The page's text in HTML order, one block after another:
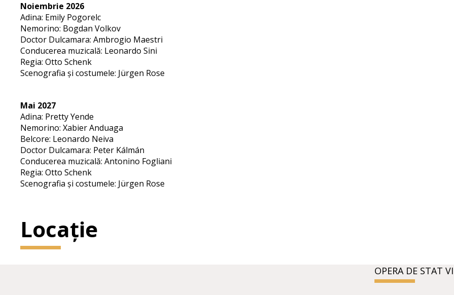
Noiembrie 2026
Adina: Emily Pogorelc
Nemorino: Bogdan Volkov
Doctor Dulcamara: Ambrogio Maestri
Conducerea muzicală: Leonardo Sini
Regia: Otto Schenk
Scenografia și costumele: Jürgen Rose
Mai 2027
Adina: Pretty Yende
Nemorino: Xabier Anduaga
Belcore: Leonardo Neiva
Doctor Dulcamara: Peter Kálmán
Conducerea muzicală: Antonino Fogliani
Regia: Otto Schenk
Scenografia și costumele: Jürgen Rose
Locație
OPERA DE STAT